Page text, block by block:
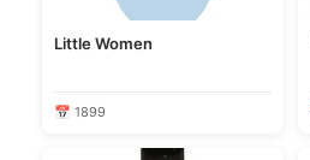
Little Women
📅 1899